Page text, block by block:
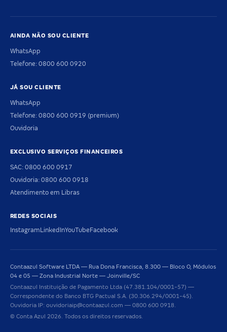
AINDA NÃO SOU CLIENTE
WhatsApp
Telefone: 0800 600 0920
JÁ SOU CLIENTE
WhatsApp
Telefone: 0800 600 0919 (premium)
Ouvidoria
EXCLUSIVO SERVIÇOS FINANCEIROS
SAC: 0800 600 0917
Ouvidoria: 0800 600 0918
Atendimento em Libras
REDES SOCIAIS
InstagramLinkedInYouTubeFacebook
Contaazul Software LTDA — Rua Dona Francisca, 8.300 — Bloco O, Módulos
04 e 05 — Zona Industrial Norte — Joinville/SC
Contaazul Instituição de Pagamento Ltda (47.381.104/0001-57) —
Correspondente do Banco BTG Pactual S.A. (30.306.294/0001-45).
Ouvidoria IP: ouvidoriaip@contaazul.com — 0800 600 0918.
© Conta Azul 2026. Todos os direitos reservados.